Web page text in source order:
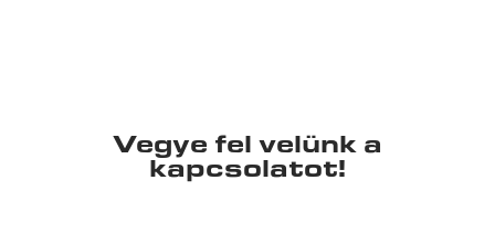
Vegye fel velünk a
kapcsolatot!